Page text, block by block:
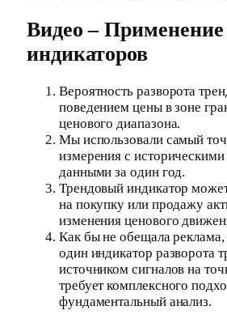
Видео –
индикаторов
Вероятность разворота
поведением цены в зоне
ценового диапазона.
Мы использовали самый
измерения с
данными за один год.
Трендовый индикатор
на покупку или продажу
изменения ценового
Как бы не обещала
один индикатор разворота
источником сигналов на
требует комплексного
фундаментальный анализ.